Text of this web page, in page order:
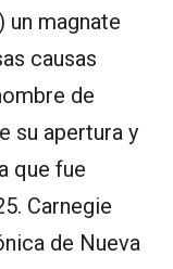
un magnate
causas
de
su apertura y
que fue
Carnegie
de Nueva